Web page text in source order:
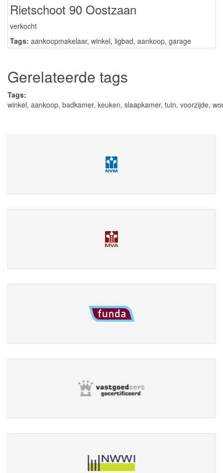
Rietschoot 90 Oostzaan
verkocht
Tags: aankoopmakelaar, winkel, ligbad, aankoop, garage
Gerelateerde tags
Tags:
winkel, aankoop, badkamer, keuken, slaapkamer, tuin, voorzijde,